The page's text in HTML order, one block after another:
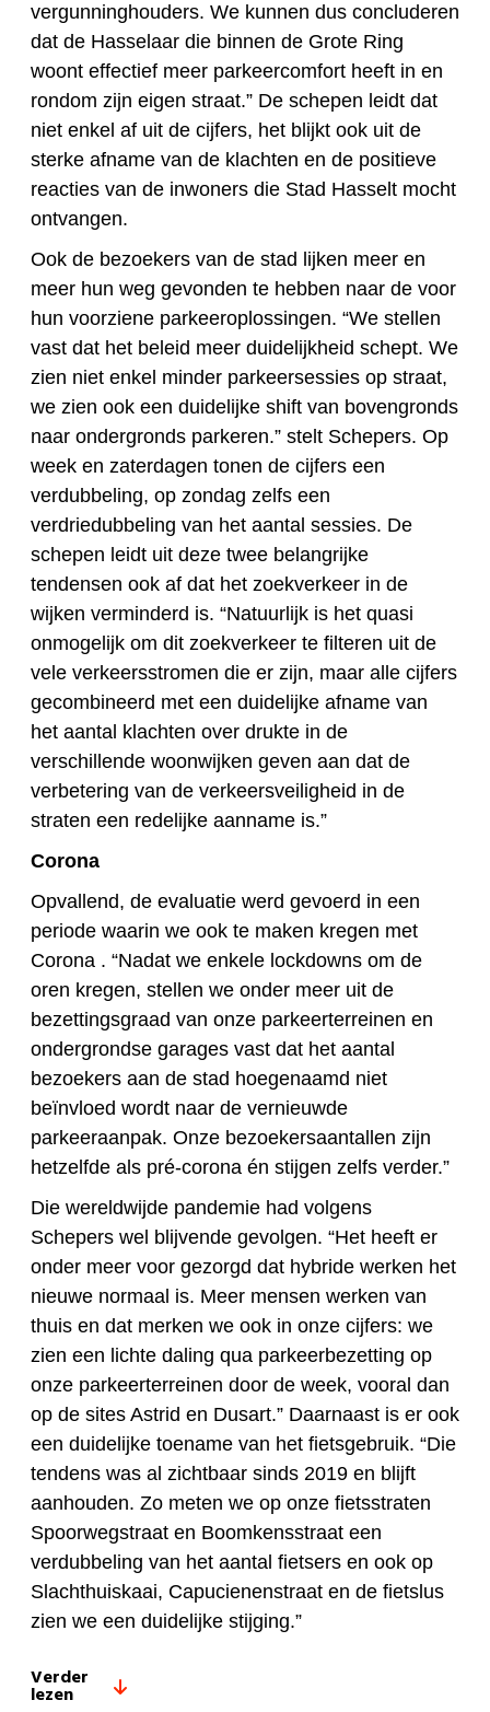
vergunninghouders. We kunnen dus concluderen
dat de Hasselaar die binnen de Grote Ring
woont effectief meer parkeercomfort heeft in en
rondom zijn eigen straat.” De schepen leidt dat
niet enkel af uit de cijfers, het blijkt ook uit de
sterke afname van de klachten en de positieve
reacties van de inwoners die Stad Hasselt mocht
ontvangen.
Ook de bezoekers van de stad lijken meer en
meer hun weg gevonden te hebben naar de voor
hun voorziene parkeeroplossingen. “We stellen
vast dat het beleid meer duidelijkheid schept. We
zien niet enkel minder parkeersessies op straat,
we zien ook een duidelijke shift van bovengronds
naar ondergronds parkeren.” stelt Schepers. Op
week en zaterdagen tonen de cijfers een
verdubbeling, op zondag zelfs een
verdriedubbeling van het aantal sessies. De
schepen leidt uit deze twee belangrijke
tendensen ook af dat het zoekverkeer in de
wijken verminderd is. “Natuurlijk is het quasi
onmogelijk om dit zoekverkeer te filteren uit de
vele verkeersstromen die er zijn, maar alle cijfers
gecombineerd met een duidelijke afname van
het aantal klachten over drukte in de
verschillende woonwijken geven aan dat de
verbetering van de verkeersveiligheid in de
straten een redelijke aanname is.”
Corona
Opvallend, de evaluatie werd gevoerd in een
periode waarin we ook te maken kregen met
Corona . “Nadat we enkele lockdowns om de
oren kregen, stellen we onder meer uit de
bezettingsgraad van onze parkeerterreinen en
ondergrondse garages vast dat het aantal
bezoekers aan de stad hoegenaamd niet
beïnvloed wordt naar de vernieuwde
parkeeraanpak. Onze bezoekersaantallen zijn
hetzelfde als pré-corona én stijgen zelfs verder.”
Die wereldwijde pandemie had volgens
Schepers wel blijvende gevolgen. “Het heeft er
onder meer voor gezorgd dat hybride werken het
nieuwe normaal is. Meer mensen werken van
thuis en dat merken we ook in onze cijfers: we
zien een lichte daling qua parkeerbezetting op
onze parkeerterreinen door de week, vooral dan
op de sites Astrid en Dusart.” Daarnaast is er ook
een duidelijke toename van het fietsgebruik. “Die
tendens was al zichtbaar sinds 2019 en blijft
aanhouden. Zo meten we op onze fietsstraten
Spoorwegstraat en Boomkensstraat een
verdubbeling van het aantal fietsers en ook op
Slachthuiskaai, Capucienenstraat en de fietslus
zien we een duidelijke stijging.”
Verder
lezen